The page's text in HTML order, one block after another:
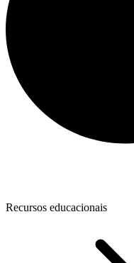
Recursos educacionais